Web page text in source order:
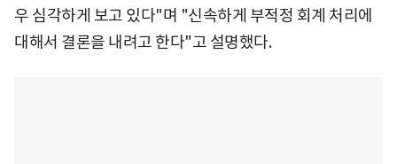
우 심각하게 보고 있다"며 "신속하게 부적정 회계 처리에
대해서 결론을 내려고 한다"고 설명했다.